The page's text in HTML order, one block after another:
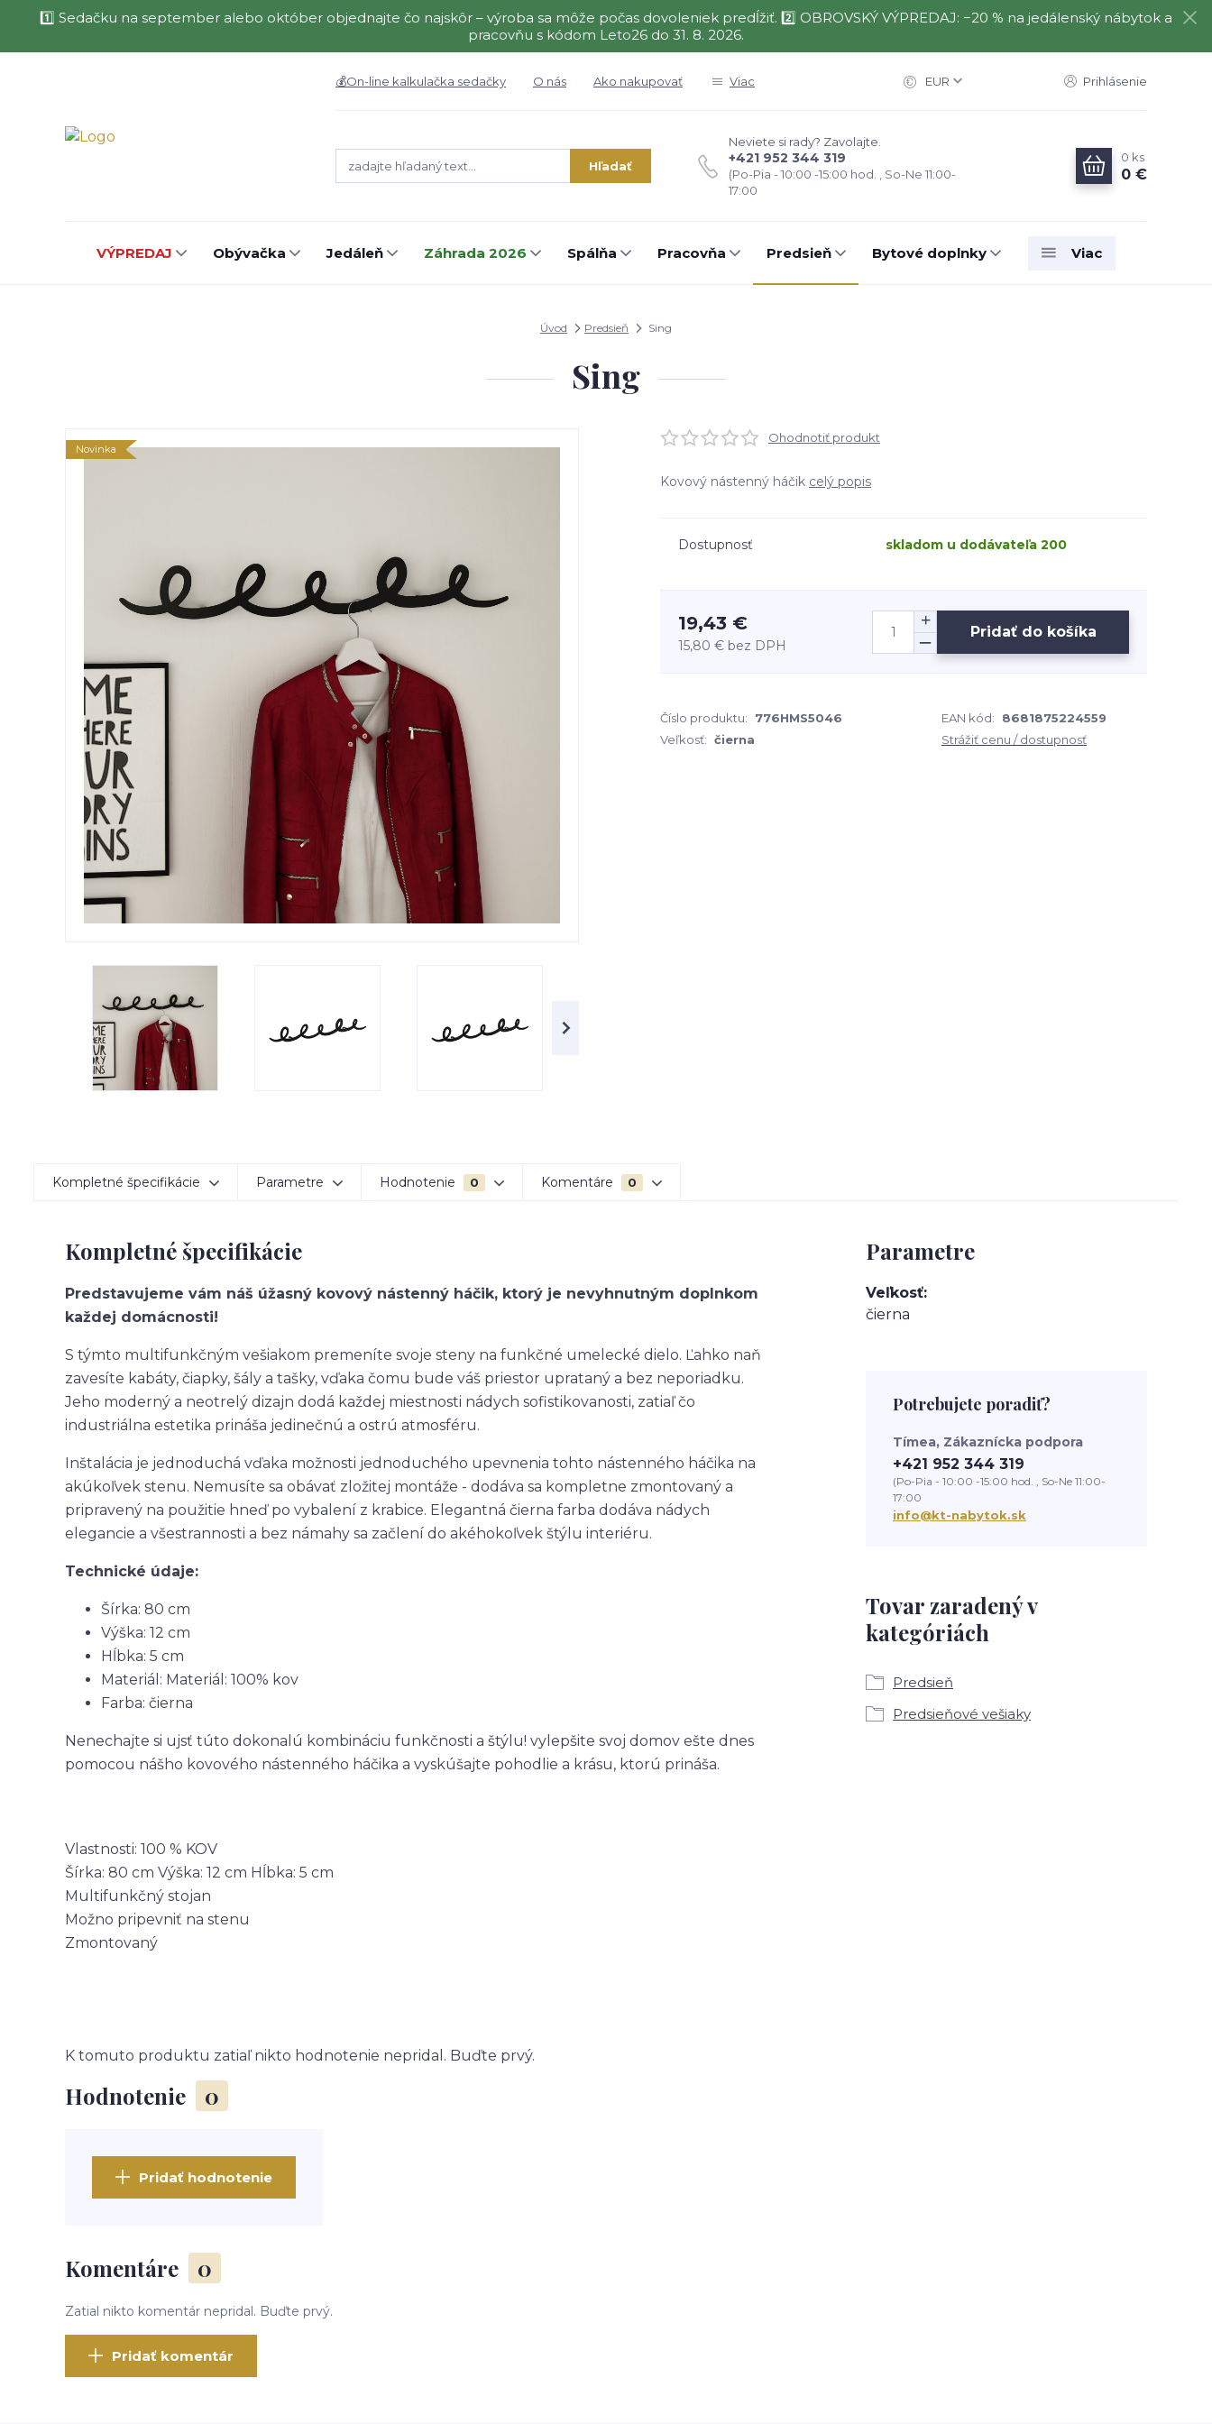
1️⃣ Sedačku na september alebo október objednajte čo najskôr – výroba sa môže počas dovoleniek predĺžiť. 2️⃣ OBROVSKÝ VÝPREDAJ: −20 % na jedálenský nábytok a
pracovňu s kódom Leto26 do 31. 8. 2026.
💰On-line kalkulačka sedačky O nás Ako nakupovať Viac EUR Prihlásenie
Hľadať
Neviete si rady? Zavolajte.
+421 952 344 319
(Po-Pia - 10:00 -15:00 hod. , So-Ne 11:00-
17:00
0 ks
0 €
VÝPREDAJ Obývačka Jedáleň Záhrada 2026 Spálňa Pracovňa Predsieň Bytové doplnky Viac
Úvod Predsieň Sing
Sing
Novinka
Ohodnotiť produkt
Kovový nástenný háčik celý popis
Dostupnosť skladom u dodávateľa 200
19,43 €
15,80 € bez DPH
Pridať do košíka
Číslo produktu: 776HMS5046 EAN kód:
8681875224559
Veľkosť: čierna Strážiť cenu / dostupnosť
Kompletné špecifikácie Parametre Hodnotenie 0 Komentáre 0
Kompletné špecifikácie
Predstavujeme vám náš úžasný kovový nástenný háčik, ktorý je nevyhnutným doplnkom
každej domácnosti!
S týmto multifunkčným vešiakom premeníte svoje steny na funkčné umelecké dielo. Ľahko naň
zavesíte kabáty, čiapky, šály a tašky, vďaka čomu bude váš priestor uprataný a bez neporiadku.
Jeho moderný a neotrelý dizajn dodá každej miestnosti nádych sofistikovanosti, zatiaľ čo
industriálna estetika prináša jedinečnú a ostrú atmosféru.
Inštalácia je jednoduchá vďaka možnosti jednoduchého upevnenia tohto nástenného háčika na
akúkoľvek stenu. Nemusíte sa obávať zložitej montáže - dodáva sa kompletne zmontovaný a
pripravený na použitie hneď po vybalení z krabice. Elegantná čierna farba dodáva nádych
elegancie a všestrannosti a bez námahy sa začlení do akéhokoľvek štýlu interiéru.
Technické údaje:
Šírka: 80 cm
Výška: 12 cm
Hĺbka: 5 cm
Materiál: Materiál: 100% kov
Farba: čierna
Nenechajte si ujsť túto dokonalú kombináciu funkčnosti a štýlu! vylepšite svoj domov ešte dnes
pomocou nášho kovového nástenného háčika a vyskúšajte pohodlie a krásu, ktorú prináša.
Vlastnosti: 100 % KOV
Šírka: 80 cm Výška: 12 cm Hĺbka: 5 cm
Multifunkčný stojan
Možno pripevniť na stenu
Zmontovaný
Hodnotenie 0
K tomuto produktu zatiaľ nikto hodnotenie nepridal. Buďte prvý.
Pridať hodnotenie
Komentáre 0
Zatial nikto komentár nepridal. Buďte prvý.
Pridať komentár
Parametre
Veľkosť
čierna
Tovar zaradený v
kategóriách
Predsieň
Predsieňové vešiaky
Potrebujete poradiť?
Tímea, Zákaznícka podpora
+421 952 344 319
(Po-Pia - 10:00 -15:00 hod. , So-Ne 11:00-
17:00
info@kt-nabytok.sk